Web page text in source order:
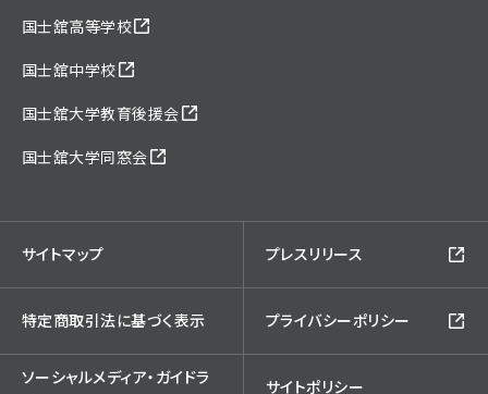
国士舘高等学校
国士舘中学校
国士舘大学教育後援会
国士舘大学同窓会
サイトマップ プレスリリース
特定商取引法に基づく表示 プライバシーポリシー
ソーシャルメディア・ガイドラ
サイトポリシー